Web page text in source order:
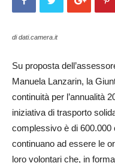
di dati.camera.it
Su proposta
Manuela Lanzarin, la
continuità per l’annualità
iniziativa di trasporto
complessivo è di 600.000
continuano ad essere le
loro volontari che, in